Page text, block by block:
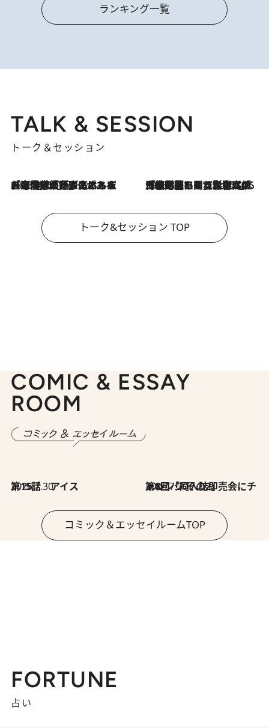
ランキング一覧
TALK & SESSION
トーク＆セッション
2026.8.3
「今後値上げがあるとすれば…」「リスクがあるのは今年の冬」エネルギー専門家が語る、ホルムズ海峡封鎖が家庭にもたらす“ある心配” 2026.8.3
「住宅建てられない…」「サーチャージ料の高値が続いている」ホルムズ海峡封鎖による影響はいつまで続く？《エネルギー専門家に聞く“どうなる日本の暮らし”》
トーク&セッション TOP
COMIC & ESSAY
ROOM
2026.7.30
第15話 アイス 2026.7.30
第8回「同人誌即売会にチャレンジ その2」
コミック＆エッセイルームTOP
FORTUNE
占い